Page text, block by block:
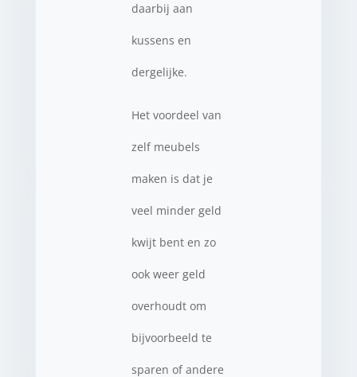
daarbij aan
kussens en
dergelijke.
Het voordeel van
zelf meubels
maken is dat je
veel minder geld
kwijt bent en zo
ook weer geld
overhoudt om
bijvoorbeeld te
sparen of andere